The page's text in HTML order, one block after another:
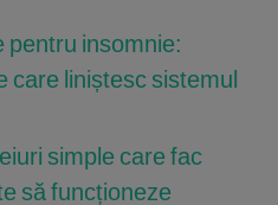
insomnie:
care liniștesc sistemul
simple care fac
să funcționeze